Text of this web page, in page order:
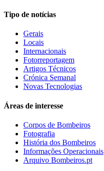
Tipo de notícias
Gerais
Locais
Internacionais
Fotorreportagem
Artigos Técnicos
Crónica Semanal
Novas Tecnologias
Áreas de interesse
Corpos de Bombeiros
Fotografia
História dos Bombeiros
Informações Operacionais
Arquivo Bombeiros.pt